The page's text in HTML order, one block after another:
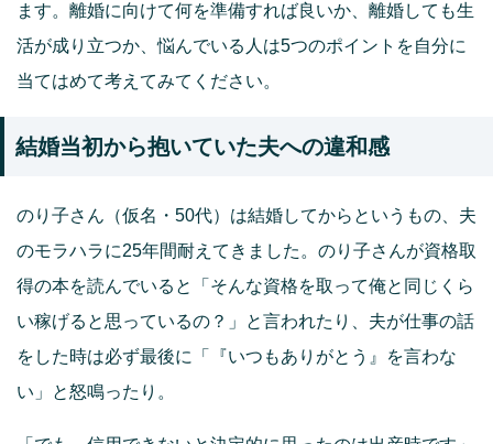
ます。離婚に向けて何を準備すれば良いか、離婚しても生
活が成り立つか、悩んでいる人は5つのポイントを自分に
当てはめて考えてみてください。
結婚当初から抱いていた夫への違和感
のり子さん（仮名・50代）は結婚してからというもの、夫
のモラハラに25年間耐えてきました。のり子さんが資格取
得の本を読んでいると「そんな資格を取って俺と同じくら
い稼げると思っているの？」と言われたり、夫が仕事の話
をした時は必ず最後に「『いつもありがとう』を言わな
い」と怒鳴ったり。